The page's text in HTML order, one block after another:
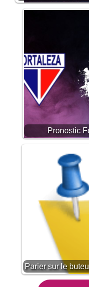
Pronostic
Parier sur le